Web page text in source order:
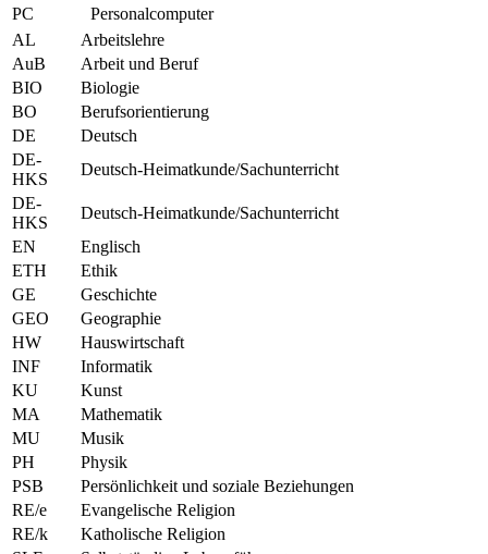
PC
Personalcomputer
AL
Arbeitslehre
AuB
Arbeit und Beruf
BIO
Biologie
BO
Berufsorientierung
DE
Deutsch
DE-
HKS
Deutsch-Heimatkunde/Sachunterricht
DE-
HKS
Deutsch-Heimatkunde/Sachunterricht
EN
Englisch
ETH
Ethik
GE
Geschichte
GEO
Geographie
HW
Hauswirtschaft
INF
Informatik
KU
Kunst
MA
Mathematik
MU
Musik
PH
Physik
PSB
Persönlichkeit und soziale Beziehungen
RE/e
Evangelische Religion
RE/k
Katholische Religion